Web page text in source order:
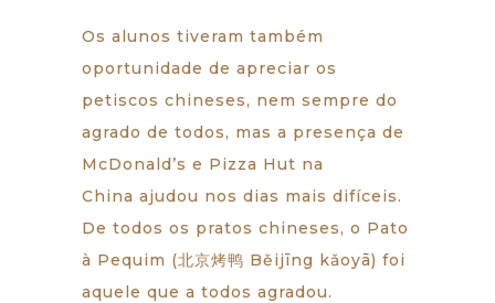
Os alunos tiveram também
oportunidade de apreciar os
petiscos chineses, nem sempre do
agrado de todos, mas a presença de
McDonald’s e Pizza Hut na
China ajudou nos dias mais difíceis.
De todos os pratos chineses, o Pato
à Pequim (北京烤鸭 Běijīng kǎoyā) foi
aquele que a todos agradou.